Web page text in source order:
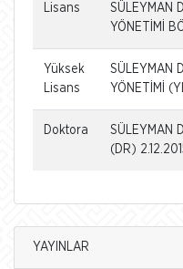
Lisans
SÜLEYMAN
YÖNETİMİ
Yüksek
Lisans
SÜLEYMAN
YÖNETİMİ
Doktora
SÜLEYMAN
(DR)
YAYINLAR